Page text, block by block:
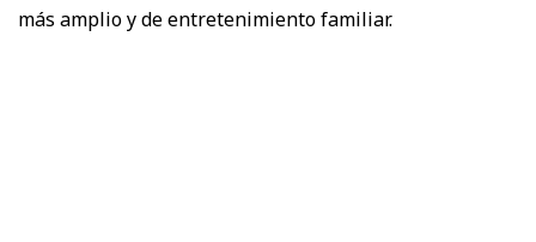
más amplio y de entretenimiento familiar.